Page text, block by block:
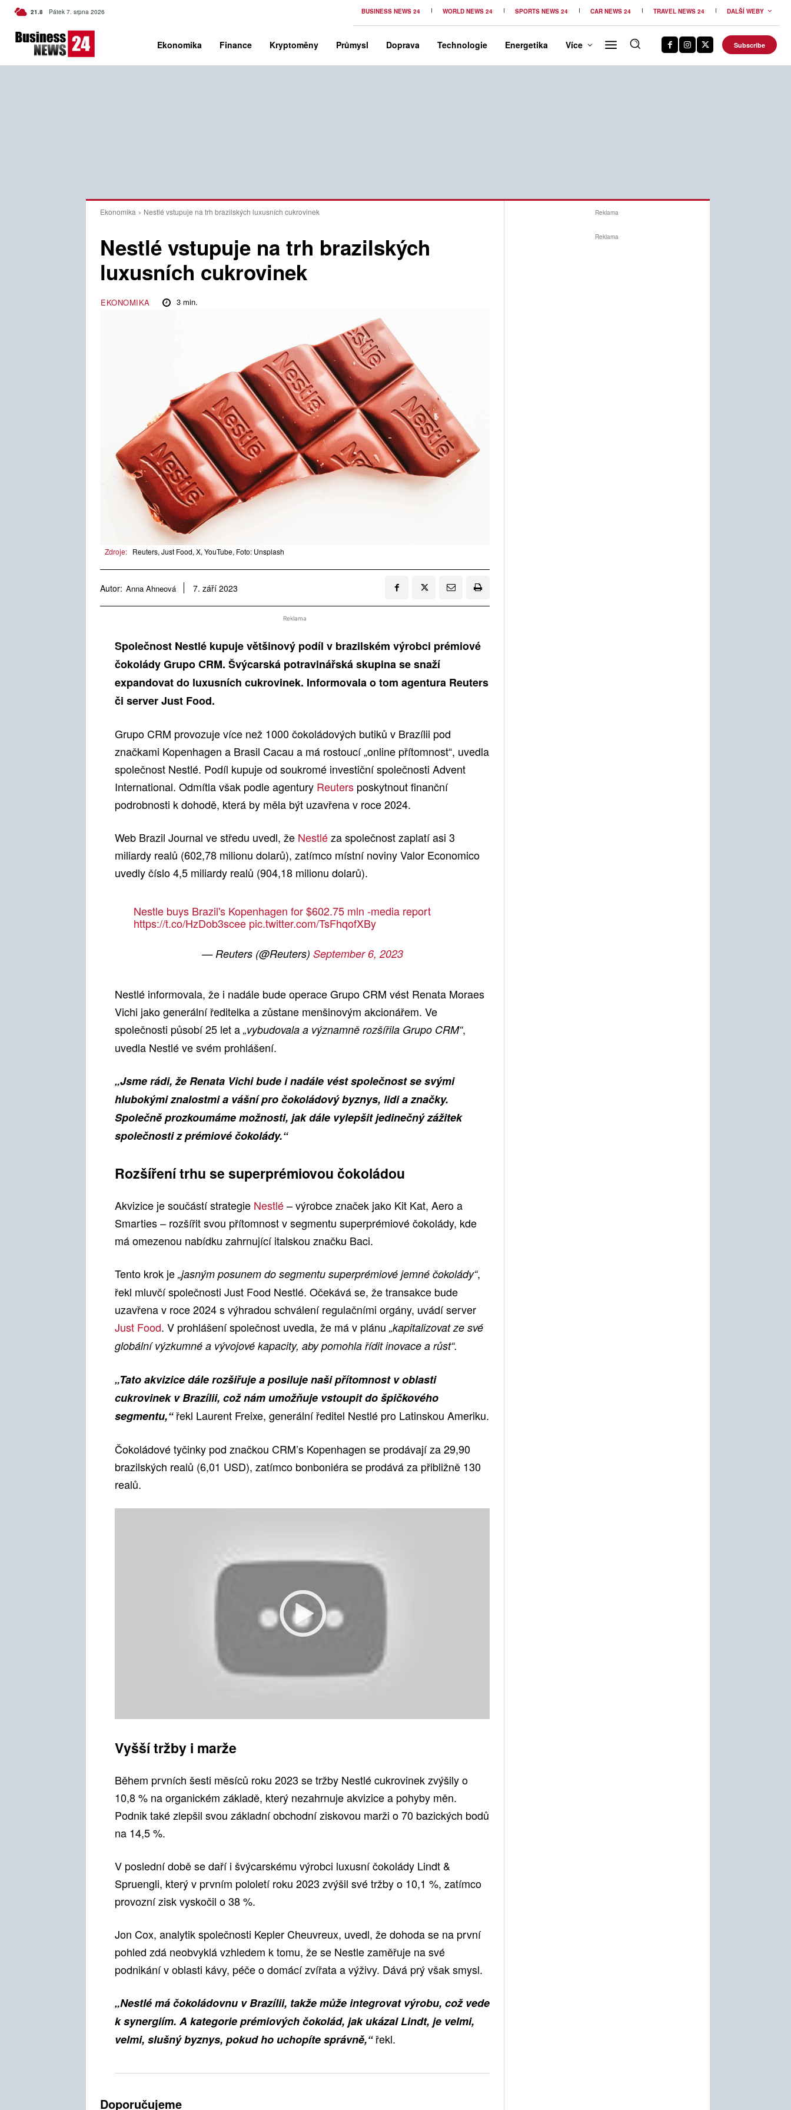
21.8 C Czech
Pátek 7. srpna 2026 BUSINESS NEWS 24 WORLD NEWS 24 SPORTS NEWS 24 CAR NEWS 24 TRAVEL NEWS 24 DALŠÍ WEBY
Ekonomika Finance Kryptoměny Průmysl Doprava Technologie Energetika Více Subscribe
Ekonomika Nestlé vstupuje na trh brazilských luxusních cukrovinek
Nestlé vstupuje na trh brazilských
luxusních cukrovinek
EKONOMIKA 3min.
Zdroje: Reuters, Just Food, X, YouTube, Foto: Unsplash
Autor: Anna Ahneová 7. září 2023
Reklama
Společnost Nestlé kupuje většinový podíl v brazilském výrobci prémiové
čokolády Grupo CRM. Švýcarská potravinářská skupina se snaží
expandovat do luxusních cukrovinek. Informovala o tom agentura Reuters
či server Just Food.
Grupo CRM provozuje více než 1000 čokoládových butiků v Brazílii pod
značkami Kopenhagen a Brasil Cacau a má rostoucí „online přítomnost“, uvedla
společnost Nestlé. Podíl kupuje od soukromé investiční společnosti Advent
International. Odmítla však podle agentury Reuters poskytnout finanční
podrobnosti k dohodě, která by měla být uzavřena v roce 2024.
Web Brazil Journal ve středu uvedl, že Nestléza společnost zaplatí asi 3
miliardy realů (602,78 milionu dolarů), zatímco místní noviny Valor Economico
uvedly číslo 4,5 miliardy realů (904,18 milionu dolarů).
Nestle buys Brazil's Kopenhagen for $602.75 mln -media report
https://t.co/HzDob3scee pic.twitter.com/TsFhqofXBy
— Reuters (@Reuters) September 6, 2023
Nestlé informovala, že i nadále bude operace Grupo CRM vést Renata Moraes
Vichi jako generální ředitelka a zůstane menšinovým akcionářem. Ve
společnosti působí 25 let a „vybudovala a významně rozšířila Grupo CRM“,
uvedla Nestlé ve svém prohlášení.
„Jsme rádi, že Renata Vichi bude i nadále vést společnost se svými
hlubokými znalostmi a vášní pro čokoládový byznys, lidi a značky.
Společně prozkoumáme možnosti, jak dále vylepšit jedinečný zážitek
společnosti z prémiové čokolády.“
Rozšíření trhu se superprémiovou čokoládou
Akvizice je součástí strategie Nestlé– výrobce značek jako Kit Kat, Aero a
Smarties – rozšířit svou přítomnost v segmentu superprémiové čokolády, kde
má omezenou nabídku zahrnující italskou značku Baci.
Tento krok je „jasným posunem do segmentu superprémiové jemné čokolády“,
řekl mluvčí společnosti Just Food Nestlé. Očekává se, že transakce bude
uzavřena v roce 2024 s výhradou schválení regulačními orgány, uvádí server
Just Food. V prohlášení společnost uvedla, že má v plánu „kapitalizovat ze své
globální výzkumné a vývojové kapacity, aby pomohla řídit inovace a růst“.
„Tato akvizice dále rozšiřuje a posiluje naši přítomnost v oblasti
cukrovinek v Brazílii, což nám umožňuje vstoupit do špičkového
segmentu,“řekl Laurent Freixe, generální ředitel Nestlé pro Latinskou Ameriku.
Čokoládové tyčinky pod značkou CRM’s Kopenhagen se prodávají za 29,90
brazilských realů (6,01 USD), zatímco bonboniéra se prodává za přibližně 130
realů.
Vyšší tržby i marže
Během prvních šesti měsíců roku 2023 se tržby Nestlé cukrovinek zvýšily o
10,8 % na organickém základě, který nezahrnuje akvizice a pohyby měn.
Podnik také zlepšil svou základní obchodní ziskovou marži o 70 bazických bodů
na 14,5 %.
V poslední době se daří i švýcarskému výrobci luxusní čokolády Lindt &
Spruengli, který v prvním pololetí roku 2023 zvýšil své tržby o 10,1 %, zatímco
provozní zisk vyskočil o 38 %.
Jon Cox, analytik společnosti Kepler Cheuvreux, uvedl, že dohoda se na první
pohled zdá neobvyklá vzhledem k tomu, že se Nestle zaměřuje na své
podnikání v oblasti kávy, péče o domácí zvířata a výživy. Dává prý však smysl.
„Nestlé má čokoládovnu v Brazílii, takže může integrovat výrobu, což vede
k synergiím. A kategorie prémiových čokolád, jak ukázal Lindt, je velmi,
velmi, slušný byznys, pokud ho uchopíte správně,“řekl.
Doporučujeme
Reklama
Reklama